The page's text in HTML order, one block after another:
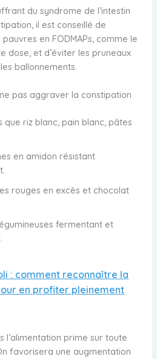
du syndrome de l’intestin
il est conseillé de
en FODMAPs, comme le
dose, et d’éviter les pruneaux
ballonnements.
pas aggraver la constipation
que riz blanc, pain blanc, pâtes
en amidon résistant
rouges en excès et chocolat
fermentant et
: comment reconnaître la
en profiter pleinement
l’alimentation prime sur toute
favorisera une augmentation